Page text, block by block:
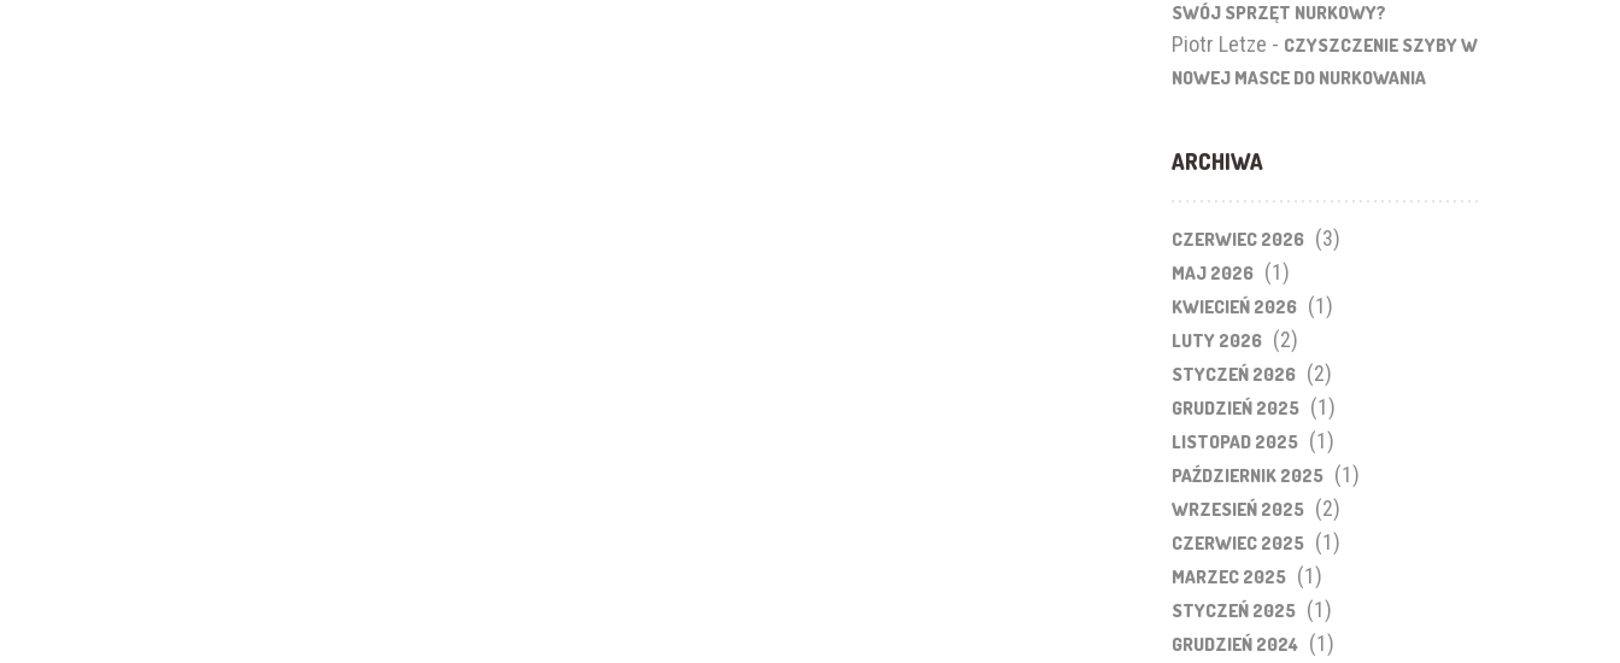
SWÓJ SPRZĘT NURKOWY?
Piotr Letze - CZYSZCZENIE SZYBY W
NOWEJ MASCE DO NURKOWANIA
ARCHIWA
CZERWIEC 2026 (3)
MAJ 2026 (1)
KWIECIEŃ 2026 (1)
LUTY 2026 (2)
STYCZEŃ 2026 (2)
GRUDZIEŃ 2025 (1)
LISTOPAD 2025 (1)
PAŹDZIERNIK 2025 (1)
WRZESIEŃ 2025 (2)
CZERWIEC 2025 (1)
MARZEC 2025 (1)
STYCZEŃ 2025 (1)
GRUDZIEŃ 2024 (1)